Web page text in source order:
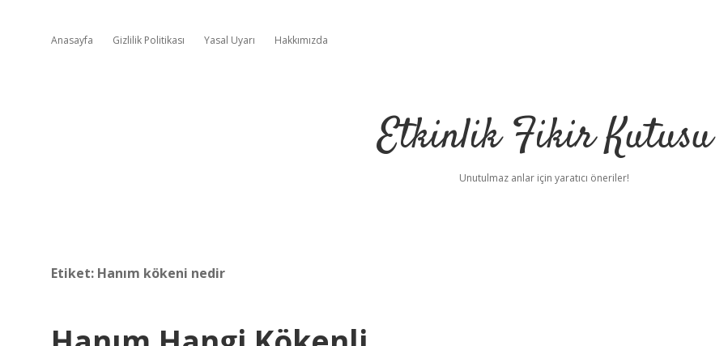
Anasayfa Gizlilik Politikası Yasal Uyarı Hakkımızda
Etkinlik Fikir Kutusu
Unutulmaz anlar için yaratıcı öneriler!
Etiket: Hanım kökeni nedir